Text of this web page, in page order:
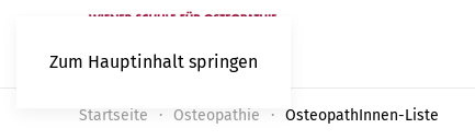
Zum Hauptinhalt springen
Startseite Osteopathie OsteopathInnen-Liste